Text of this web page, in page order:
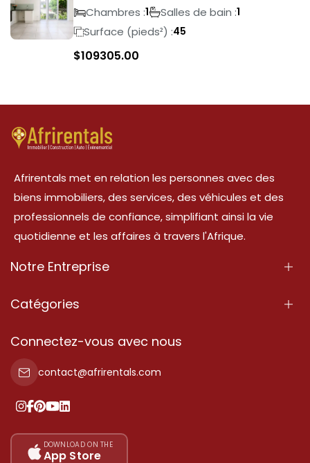
Chambres :1 Salles de bain :1
Surface (pieds²) :45
$109305.00
Afrirentals met en relation les personnes avec des
biens immobiliers, des services, des véhicules et des
professionnels de confiance, simplifiant ainsi la vie
quotidienne et les affaires à travers l'Afrique.
Notre Entreprise
À Propos
Conditions d'Utilisation
Politique de Confidentialité
Nos tarifs
Plan du site
Catégories
Propriété
Propriété à vendre
Propriété à louer
Ajoutez votre témoignage
Connectez-vous avec nous
contact@afrirentals.com
DOWNLOAD ON THE
App Store